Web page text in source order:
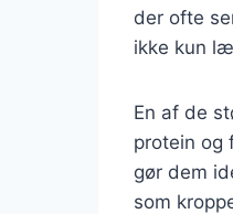
der ofte
ikke kun
En af de
protein og
gør dem
som